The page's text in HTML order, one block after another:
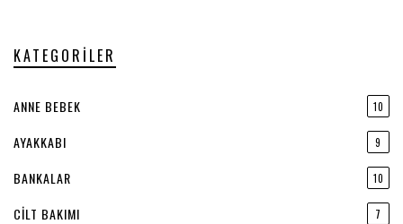
KATEGORILER
ANNE BEBEK 10
AYAKKABI 9
BANKALAR 10
CILT BAKIMI 7